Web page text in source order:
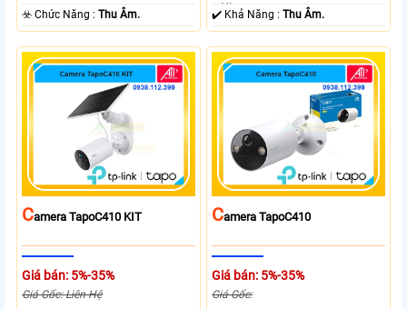
️☣️ Chức Năng :Thu Âm.
+ Nhựa.
️✔️ Khả Năng :Thu Âm.
CAmera TapoC410 KIT
Giá bán: 5%-35%
Giá Gốc: Liên Hệ
CAmera TapoC410
Giá bán: 5%-35%
Giá Gốc: